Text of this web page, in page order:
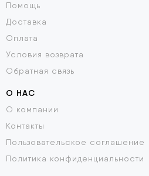
Помощь
Доставка
Оплата
Условия возврата
Обратная связь
О НАС
О компании
Контакты
Пользовательское соглашение
Политика конфиденциальности